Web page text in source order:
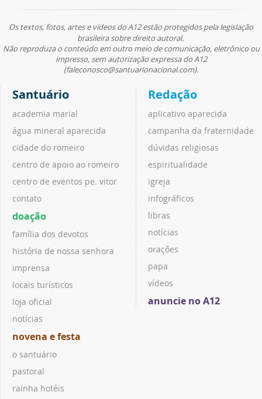
Os textos, fotos, artes e vídeos do A12 estão protegidos pela legislação
brasileira sobre direito autoral.
Não reproduza o conteúdo em outro meio de comunicação, eletrônico ou
impresso, sem autorização expressa do A12
(faleconosco@santuarionacional.com).
Santuário
academia marial
água mineral aparecida
cidade do romeiro
centro de apoio ao romeiro
centro de eventos pe. vitor
contato
doação
família dos devotos
história de nossa senhora
imprensa
locais turísticos
loja oficial
notícias
novena e festa
o santuário
pastoral
rainha hotéis
Redação
aplicativo aparecida
campanha da fraternidade
dúvidas religiosas
espiritualidade
igreja
infográficos
libras
notícias
orações
papa
vídeos
anuncie no A12